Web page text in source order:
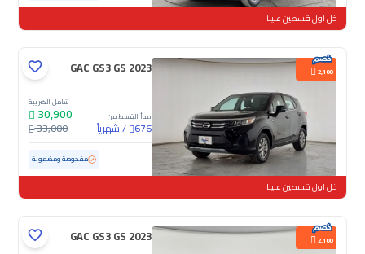
خل اول قسطين علينا
2,100
GAC GS3 GS 2023
يبدأ القسط من
676
/شهرياً
شامل الضريبة
30,900
33,000
مستعملة 109,970 كم مفحوصة ومضمونة
خل اول قسطين علينا
2,100
GAC GS3 GS 2023